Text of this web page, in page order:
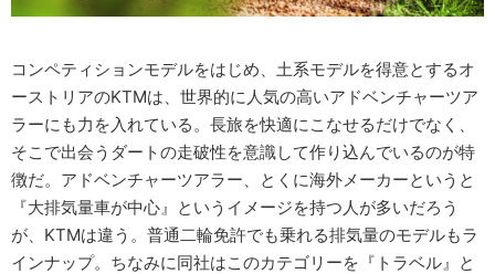
コンペティションモデルをはじめ、土系モデルを得意とするオ
ーストリアのKTMは、世界的に人気の高いアドベンチャーツア
ラーにも力を入れている。長旅を快適にこなせるだけでなく、
そこで出会うダートの走破性を意識して作り込んでいるのが特
徴だ。アドベンチャーツアラー、とくに海外メーカーというと
『大排気量車が中心』というイメージを持つ人が多いだろう
が、KTMは違う。普通二輪免許でも乗れる排気量のモデルもラ
インナップ。ちなみに同社はこのカテゴリーを『トラベル』と